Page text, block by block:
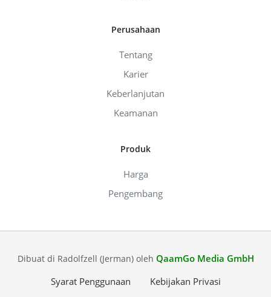
Perusahaan
Tentang
Karier
Keberlanjutan
Keamanan
Produk
Harga
Pengembang
Dibuat di Radolfzell (Jerman) oleh QaamGo Media GmbH
Syarat Penggunaan
Kebijakan Privasi